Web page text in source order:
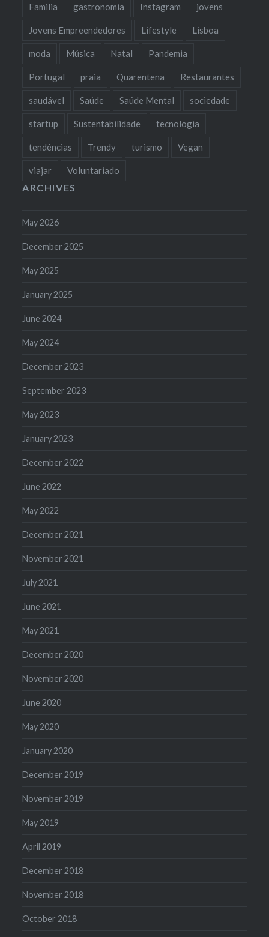
Familia gastronomia Instagram jovens
Jovens Empreendedores Lifestyle Lisboa
moda Música Natal Pandemia
Portugal praia Quarentena Restaurantes
saudável Saúde Saúde Mental sociedade
startup Sustentabilidade tecnologia
tendências Trendy turismo Vegan
viajar Voluntariado
ARCHIVES
May 2026
December 2025
May 2025
January 2025
June 2024
May 2024
December 2023
September 2023
May 2023
January 2023
December 2022
June 2022
May 2022
December 2021
November 2021
July 2021
June 2021
May 2021
December 2020
November 2020
June 2020
May 2020
January 2020
December 2019
November 2019
May 2019
April 2019
December 2018
November 2018
October 2018